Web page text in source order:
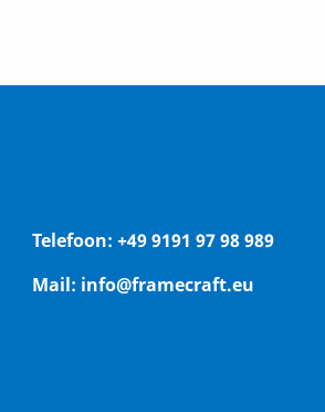
Telefoon: +49 9191 97 98 989
Mail: info@framecraft.eu